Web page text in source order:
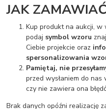
JAK ZAMAWIAĆ
Kup produkt na aukcji, w
podaj symbol wzoru
Ciebie projekcie oraz
spersonalizowania
Pamiętaj, nie
przed wysłaniem do nas
czy nie zawiera ona
Brak danych opóźni realizację